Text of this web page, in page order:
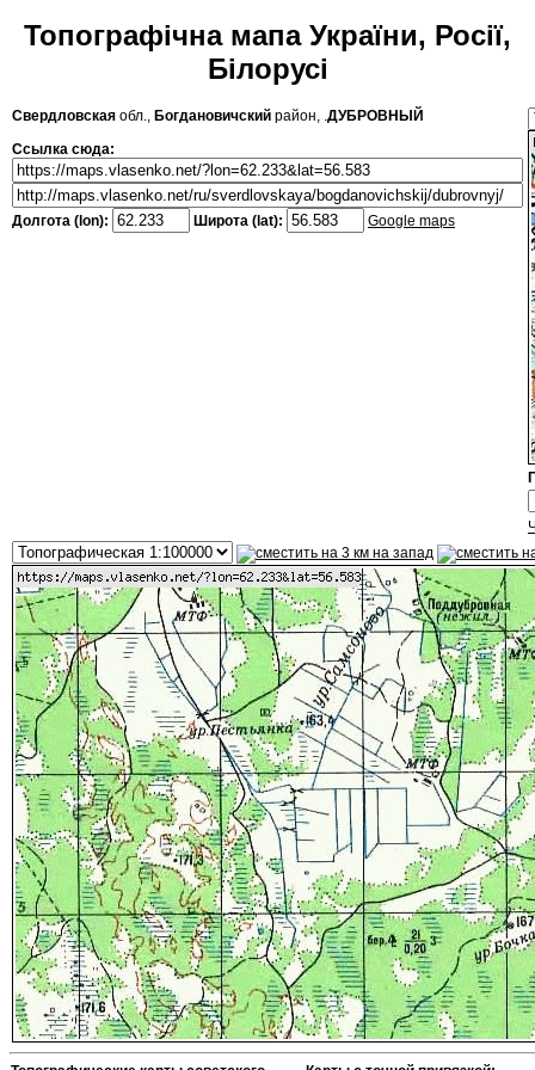
Топографічна мапа України, Росії,
Білорусі
Свердловская обл., Богдановичский район, .ДУБРОВНЫЙ
Ссылка сюда:
Долгота (lon): Широта (lat): Google maps